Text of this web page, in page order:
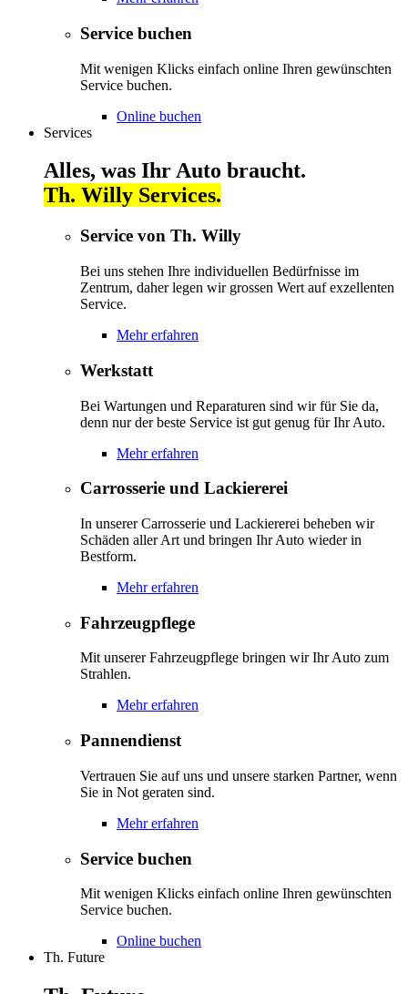
Service buchen
Mit wenigen Klicks einfach online Ihren gewünschten
Service buchen.
Online buchen
Services
Alles, was Ihr Auto braucht.
Th. Willy Services.
Service von Th. Willy
Bei uns stehen Ihre individuellen Bedürfnisse im
Zentrum, daher legen wir grossen Wert auf exzellenten
Service.
Mehr erfahren
Werkstatt
Bei Wartungen und Reparaturen sind wir für Sie da,
denn nur der beste Service ist gut genug für Ihr Auto.
Mehr erfahren
Carrosserie und Lackiererei
In unserer Carrosserie und Lackiererei beheben wir
Schäden aller Art und bringen Ihr Auto wieder in
Bestform.
Mehr erfahren
Fahrzeugpflege
Mit unserer Fahrzeugpflege bringen wir Ihr Auto zum
Strahlen.
Mehr erfahren
Pannendienst
Vertrauen Sie auf uns und unsere starken Partner, wenn
Sie in Not geraten sind.
Mehr erfahren
Service buchen
Mit wenigen Klicks einfach online Ihren gewünschten
Service buchen.
Online buchen
Th. Future